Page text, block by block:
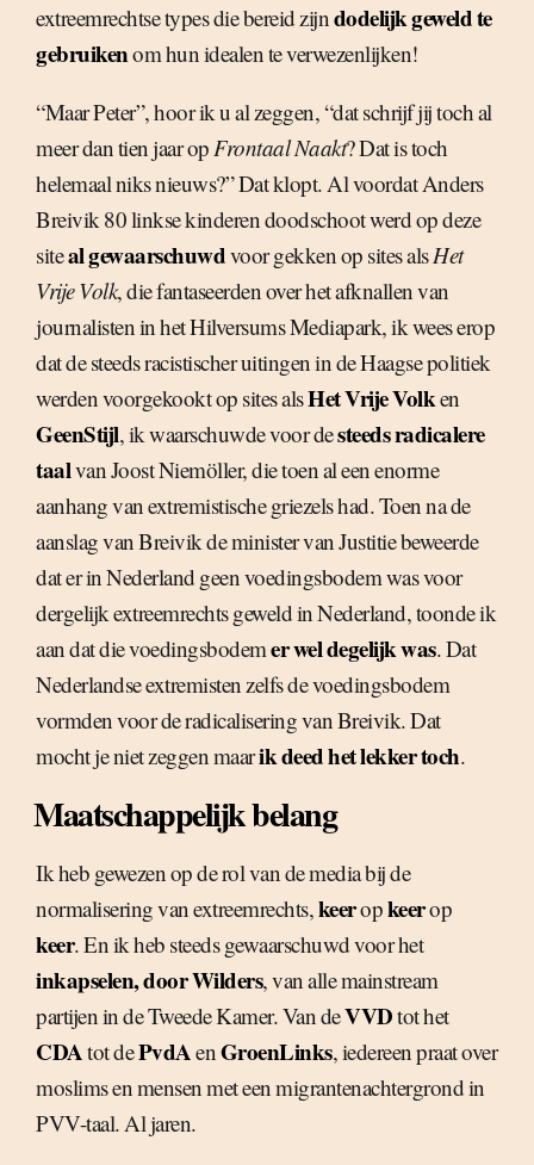
extreemrechtse types die bereid zijndodelijk geweld te
gebruikenom hun idealen te verwezenlijken!
“Maar Peter”, hoor ik u al zeggen, “dat schrijf jij toch al
meer dan tien jaar opFrontaal Naakt? Dat is toch
helemaal niks nieuws?” Dat klopt. Al voordat Anders
Breivik 80 linkse kinderen doodschoot werd op deze
siteal gewaarschuwdvoor gekken op sites alsHet
Vrije Volk, die fantaseerden over het afknallen van
journalisten in het Hilversums Mediapark, ik wees erop
dat de steeds racistischer uitingen in de Haagse politiek
werden voorgekookt op sites alsHet Vrije Volken
GeenStijl, ik waarschuwde voor desteeds radicalere
taalvan Joost Niemöller, die toen al een enorme
aanhang van extremistische griezels had. Toen na de
aanslag van Breivik de minister van Justitie beweerde
dat er in Nederland geen voedingsbodem was voor
dergelijk extreemrechts geweld in Nederland, toonde ik
aan dat die voedingsbodemer wel degelijk was. Dat
Nederlandse extremisten zelfs de voedingsbodem
vormden voor de radicalisering van Breivik. Dat
mocht je niet zeggen maarik deed het lekker toch.
Maatschappelijk belang
Ik heb gewezen op de rol van de media bij de
normalisering van extreemrechts,keeropkeerop
keer. En ik heb steeds gewaarschuwd voor het
inkapselen, door Wilders, van alle mainstream
partijen in de Tweede Kamer. Van deVVDtot het
CDAtot dePvdAenGroenLinks, iedereen praat over
moslims en mensen met een migrantenachtergrond in
PVV-taal. Al jaren.